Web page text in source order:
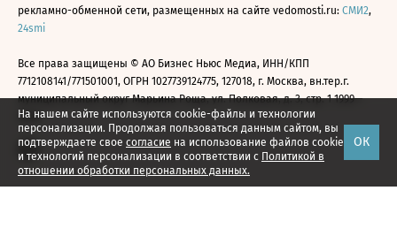
На нашем сайте используются cookie-файлы и технологии
персонализации. Продолжая пользоваться данным сайтом, вы
подтверждаете свое согласие на использование файлов cookie
и технологий персонализации в соответствии с Политикой в
отношении обработки персональных данных.
ОК
рекламно-обменной сети, размещенных на сайте vedomosti.ru: СМИ2,
24smi
Все права защищены © АО Бизнес Ньюс Медиа, ИНН/КПП
7712108141/771501001, ОГРН 1027739124775, 127018, г. Москва, вн.тер.г.
муниципальный округ Марьина Роща, ул. Полковая, д. 3, стр. 1 1999—
2026